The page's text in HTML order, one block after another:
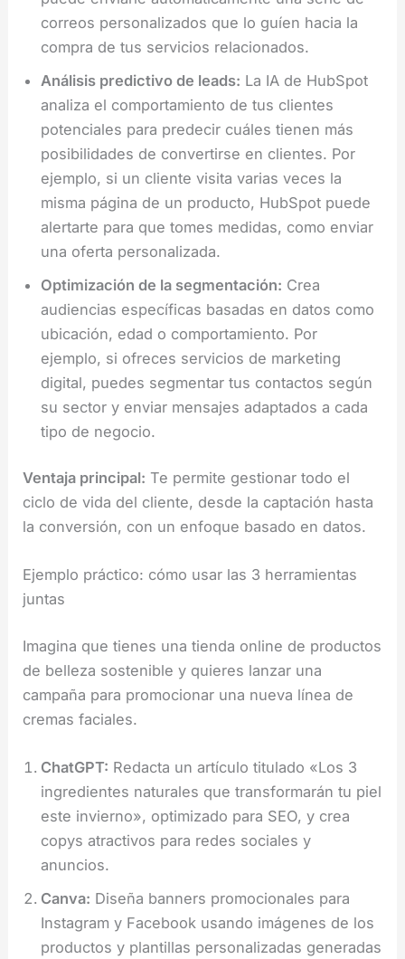
correos personalizados que lo guíen hacia la
compra de tus servicios relacionados.
Análisis predictivo de leads: La IA de HubSpot
analiza el comportamiento de tus clientes
potenciales para predecir cuáles tienen más
posibilidades de convertirse en clientes. Por
ejemplo, si un cliente visita varias veces la
misma página de un producto, HubSpot puede
alertarte para que tomes medidas, como enviar
una oferta personalizada.
Optimización de la segmentación: Crea
audiencias específicas basadas en datos como
ubicación, edad o comportamiento. Por
ejemplo, si ofreces servicios de marketing
digital, puedes segmentar tus contactos según
su sector y enviar mensajes adaptados a cada
tipo de negocio.
Ventaja principal: Te permite gestionar todo el
ciclo de vida del cliente, desde la captación hasta
la conversión, con un enfoque basado en datos.
Ejemplo práctico: cómo usar las 3 herramientas
juntas
Imagina que tienes una tienda online de productos
de belleza sostenible y quieres lanzar una
campaña para promocionar una nueva línea de
cremas faciales.
ChatGPT: Redacta un artículo titulado «Los 3
ingredientes naturales que transformarán tu piel
este invierno», optimizado para SEO, y crea
copys atractivos para redes sociales y
anuncios.
Canva: Diseña banners promocionales para
Instagram y Facebook usando imágenes de los
productos y plantillas personalizadas generadas